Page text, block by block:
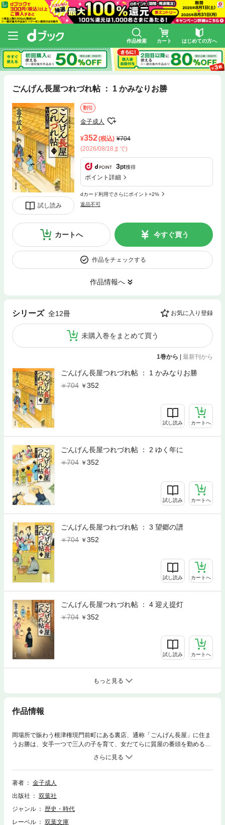
作品検索 カート はじめての方へ
ごんげん長屋つれづれ帖 ： 1 かみなりお勝
試し読み
割引
金子成人
352(税込)
704
(2026/08/18まで)
3pt獲得
ポイント詳細
dカード利用でさらにポイント+2%
返品不可
カートへ 今すぐ買う
作品をチェックする
作品情報へ
シリーズ 全12冊 お気に入り登録
未購入巻をまとめて買う
1巻から | 最新刊から
ごんげん長屋つれづれ帖 ： 1 かみなりお勝
704
352
試し読み カートへ
ごんげん長屋つれづれ帖 ： 2 ゆく年に
704
352
試し読み カートへ
ごんげん長屋つれづれ帖 ： 3 望郷の譜
704
352
試し読み カートへ
ごんげん長屋つれづれ帖 ： 4 迎え提灯
704
352
試し読み カートへ
もっと見る
作品情報
岡場所で賑わう根津権現門前町にある裏店、通称「ごんげん長屋」に住ま
うお勝は、女手一つで三人の子を育て、女だてらに質屋の番頭を勤める大
年増。気っ風がよくて情に厚く、「かみなりお勝」とあだ名される彼女の
周りでは、なにかと騒動が巻き起こり――。時代劇の超大物脚本家が贈
る、笑いと人情たっぷりの江戸の市井のホームドラマ開幕！
著者
金子成人
出版社
双葉社
ジャンル
歴史・時代
レーベル
双葉文庫